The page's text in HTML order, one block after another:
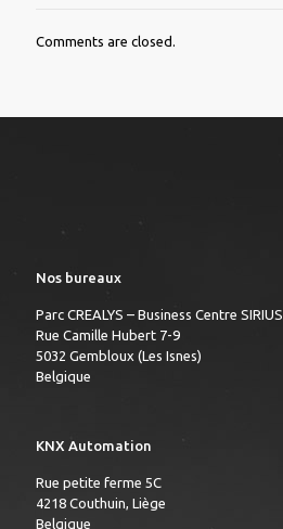
Comments are closed.
Nos bureaux
Parc CREALYS – Business Centre SIRIUS
Rue Camille Hubert 7-9
5032 Gembloux (Les Isnes)
Belgique
KNX Automation
Rue petite ferme 5C
4218 Couthuin, Liège
Belgique